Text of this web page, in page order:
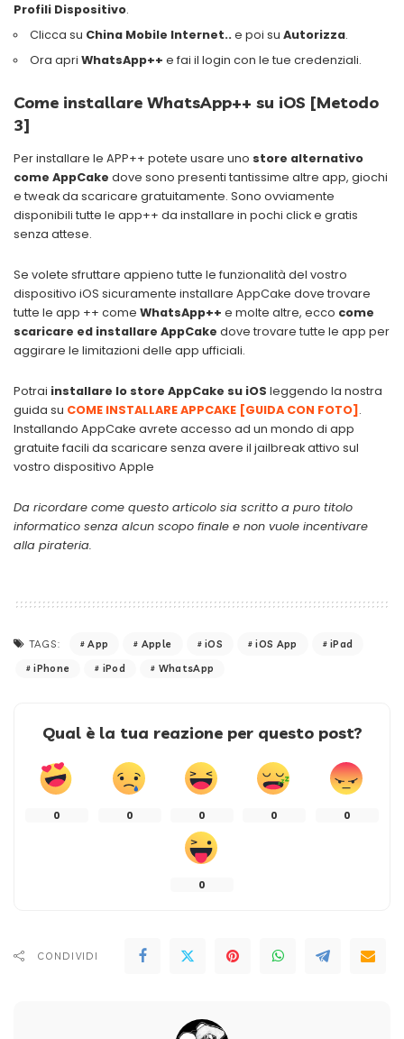
Profili Dispositivo.
Clicca su China Mobile Internet.. e poi su Autorizza.
Ora apri WhatsApp++ e fai il login con le tue credenziali.
Come installare WhatsApp++ su iOS [Metodo
3]
Per installare le APP++ potete usare uno store alternativo
come AppCake dove sono presenti tantissime altre app, giochi
e tweak da scaricare gratuitamente. Sono ovviamente
disponibili tutte le app++ da installare in pochi click e gratis
senza attese.
Se volete sfruttare appieno tutte le funzionalità del vostro
dispositivo iOS sicuramente installare AppCake dove trovare
tutte le app ++ come WhatsApp++ e molte altre, ecco come
scaricare ed installare AppCake dove trovare tutte le app per
aggirare le limitazioni delle app ufficiali.
Potrai installare lo store AppCake su iOS leggendo la nostra
guida su COME INSTALLARE APPCAKE [GUIDA CON FOTO] .
Installando AppCake avrete accesso ad un mondo di app
gratuite facili da scaricare senza avere il jailbreak attivo sul
vostro dispositivo Apple
Da ricordare come questo articolo sia scritto a puro titolo
informatico senza alcun scopo finale e non vuole incentivare
alla pirateria.
TAGS: App Apple iOS iOS App
iPad
iPhone
iPod WhatsApp
Qual è la tua reazione per questo post?
0 0 0 0 0
0
CONDIVIDI